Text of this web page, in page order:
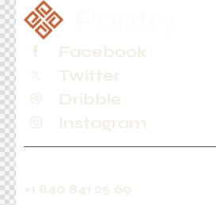
Facebook
Twitter
Dribble
Instagram
+1 840 841 25 69